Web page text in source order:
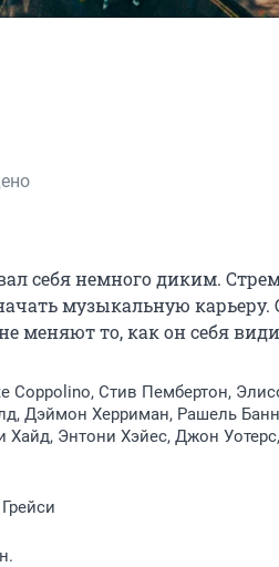
себя немного диким.
музыкальную
меняют то, как он себя
Coppolino, Стив Пембертон,
Дэймон Херриман, Рашель
Хайд, Энтони Хэйес, Джон